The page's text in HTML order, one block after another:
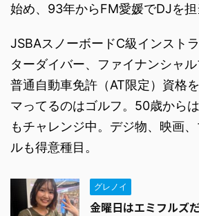
始め、93年からFM愛媛でDJを担
JSBAスノーボードC級インスト
ターダイバー、ファイナンシャル
普通自動車免許（AT限定）資格
マってるのはゴルフ。50歳から
もチャレンジ中。デジ物、映画
ルも得意種目。
グレノイ
金曜日はエミフルズ